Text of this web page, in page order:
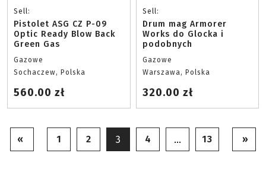
Sell:
Pistolet ASG CZ P-09
Optic Ready Blow Back
Green Gas
Gazowe
Sochaczew, Polska
560.00 zł
Sell:
Drum mag Armorer
Works do Glocka i
podobnych
Gazowe
Warszawa, Polska
320.00 zł
« 1 2 3 4 … 13 »